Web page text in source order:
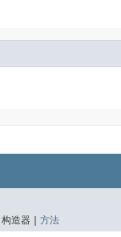
构造器 | 方法